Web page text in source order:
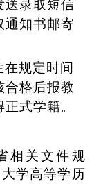
送录取短信
通知书邮寄
规定时间
合格后报教
式学籍。
相关文件规
学高等学历